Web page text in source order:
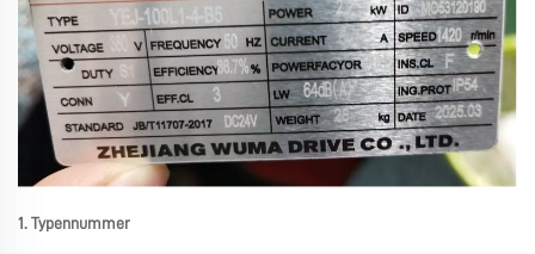
1. Typennummer